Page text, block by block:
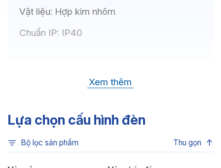
Vật liệu: Hợp kim nhôm
Chuẩn IP: IP40
CREE(USA)
Nhiệt độ màu:6500K, 3500K, 4000K,
3000K
Chỉ số hoàn màu:
Xem thêm
Lựa chọn cấu hình đèn
Bộ lọc sản phẩm Thu gọn